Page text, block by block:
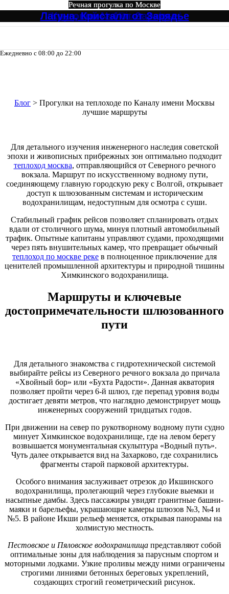
Ежедневно с 08:00 до 22:00
Блог > Прогулки на теплоходе по Каналу имени Москвы
лучшие маршруты
Для детального изучения инженерного наследия советской
эпохи и живописных прибрежных зон оптимально подходит
теплоход москва, отправляющийся от Северного речного
вокзала. Маршрут по искусственному водному пути,
соединяющему главную городскую реку с Волгой, открывает
доступ к шлюзованным системам и историческим
водохранилищам, недоступным для осмотра с суши.
Стабильный график рейсов позволяет спланировать отдых
вдали от столичного шума, минуя плотный автомобильный
трафик. Опытные капитаны управляют судами, проходящими
через пять внушительных камер, что превращает обычный
теплоход по москве реке в полноценное приключение для
ценителей промышленной архитектуры и природной тишины
Химкинского водохранилища.
Маршруты и ключевые
достопримечательности шлюзованного
пути
Для детального знакомства с гидротехнической системой
выбирайте рейсы из Северного речного вокзала до причала
«Хвойный бор» или «Бухта Радости». Данная акватория
позволяет пройти через 6-й шлюз, где перепад уровня воды
достигает девяти метров, что наглядно демонстрирует мощь
инженерных сооружений тридцатых годов.
При движении на север по рукотворному водному пути судно
минует Химкинское водохранилище, где на левом берегу
возвышается монументальная скульптура «Водный путь».
Чуть далее открывается вид на Захарково, где сохранились
фрагменты старой парковой архитектуры.
Особого внимания заслуживает отрезок до Икшинского
водохранилища, пролегающий через глубокие выемки и
насыпные дамбы. Здесь пассажиры увидят гранитные башни-
маяки и барельефы, украшающие камеры шлюзов №3, №4 и
№5. В районе Икши рельеф меняется, открывая панорамы на
холмистую местность.
Пестовское и Пяловское водохранилища представляют собой
оптимальные зоны для наблюдения за парусным спортом и
моторными лодками. Узкие проливы между ними ограничены
строгими линиями бетонных береговых укреплений,
создающих строгий геометрический рисунок.
Речная прогулка по Москве
Северный №3
Речная прогулка по Москве
Огни Столицы
Речная прогулка по Москве
Северный Экспресс №3
Речная прогулка по Москве
Ривер Палас (River Palace)
Речная прогулка по Москве
Круговой №4 от Зарядье
Речная прогулка по Москве
Лагуна, Кристалл от Зарядье